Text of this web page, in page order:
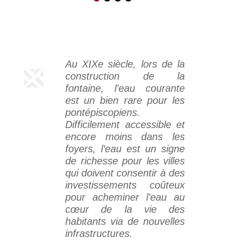
Au XIXe siècle, lors de la
construction de la
fontaine, l’eau courante
est un bien rare pour les
pontépiscopiens.
Difficilement accessible et
encore moins dans les
foyers, l’eau est un signe
de richesse pour les villes
qui doivent consentir à des
investissements coûteux
pour acheminer l’eau au
cœur de la vie des
habitants via de nouvelles
infrastructures.